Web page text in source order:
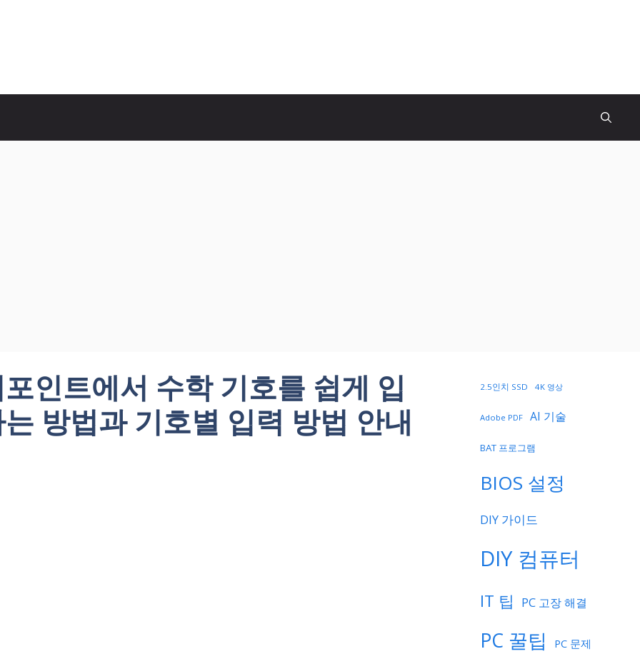
인트에서 수학 기호를 쉽게 입
방법과 기호별 입력 방법 안내
2.5인치 SSD 4K 영상
Adobe PDF AI 기술
BAT 프로그램
BIOS 설정
DIY 가이드
DIY 컴퓨터
IT 팁 PC 고장 해결
PC 꿀팁 PC 문제